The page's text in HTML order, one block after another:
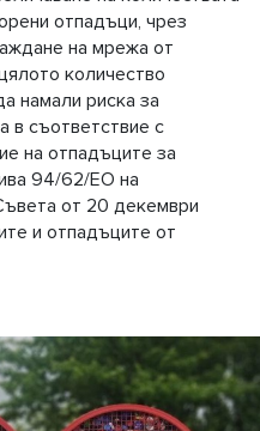
отпадъци, чрез
на мрежа от
количество
намали риска за
в съответствие с
на отпадъците за
94/62/EО на
от 20 декември
и отпадъците от